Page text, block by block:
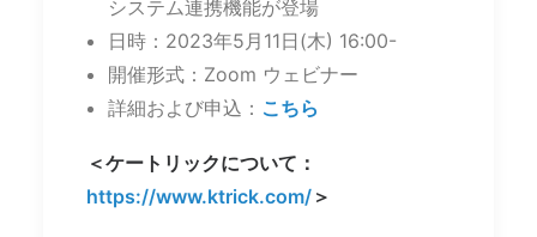
システム連携機能が登場
日時：2023年5月11日(木) 16:00-
開催形式：Zoom ウェビナー
詳細および申込： こちら
＜ケートリックについて：
https://www.ktrick.com/ ＞